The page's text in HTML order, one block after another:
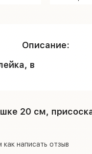
Описание:
в
20 см,
написать отзыв